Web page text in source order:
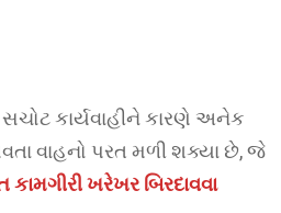
કાર્યવાહીને કારણે અનેક
વાહનો પરત મળી શક્યા છે, જે
કામગીરી ખરેખર બિરદાવવા